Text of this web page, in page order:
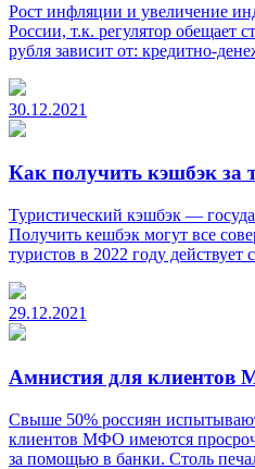
Рост инфляции и увеличение
России, т.к. регулятор
рубля зависит от: кредитно-
30.12.2021
Как получить кэшбэк за
Туристический кэшбэк —
Получить кешбэк могут все
туристов в 2022 году
29.12.2021
Амнистия для клиентов
Свыше 50% россиян
клиентов МФО имеются
за помощью в банки. Столь